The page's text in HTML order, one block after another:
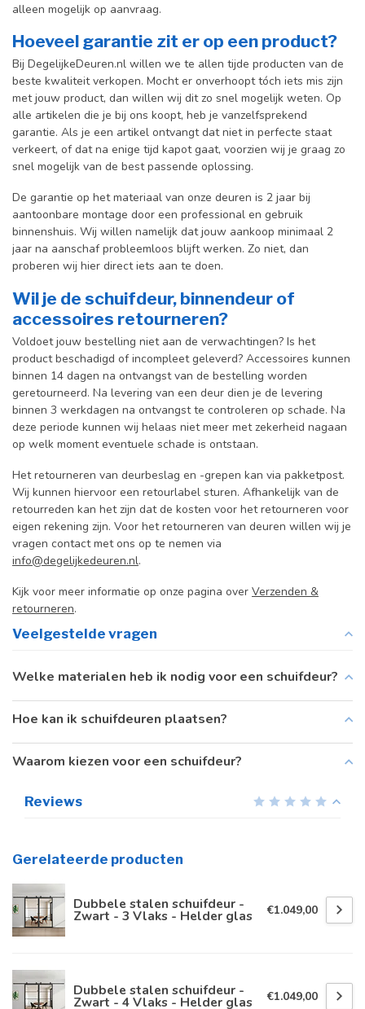
alleen mogelijk op aanvraag.
Hoeveel garantie zit er op een product?
Bij DegelijkeDeuren.nl willen we te allen tijde producten van de
beste kwaliteit verkopen. Mocht er onverhoopt tóch iets mis zijn
met jouw product, dan willen wij dit zo snel mogelijk weten. Op
alle artikelen die je bij ons koopt, heb je vanzelfsprekend
garantie. Als je een artikel ontvangt dat niet in perfecte staat
verkeert, of dat na enige tijd kapot gaat, voorzien wij je graag zo
snel mogelijk van de best passende oplossing.
De garantie op het materiaal van onze deuren is 2 jaar bij
aantoonbare montage door een professional en gebruik
binnenshuis. Wij willen namelijk dat jouw aankoop minimaal 2
jaar na aanschaf probleemloos blijft werken. Zo niet, dan
proberen wij hier direct iets aan te doen.
Wil je de schuifdeur, binnendeur of
accessoires retourneren?
Voldoet jouw bestelling niet aan de verwachtingen? Is het
product beschadigd of incompleet geleverd? Accessoires kunnen
binnen 14 dagen na ontvangst van de bestelling worden
geretourneerd. Na levering van een deur dien je de levering
binnen 3 werkdagen na ontvangst te controleren op schade. Na
deze periode kunnen wij helaas niet meer met zekerheid nagaan
op welk moment eventuele schade is ontstaan.
Het retourneren van deurbeslag en -grepen kan via pakketpost.
Wij kunnen hiervoor een retourlabel sturen. Afhankelijk van de
retourreden kan het zijn dat de kosten voor het retourneren voor
eigen rekening zijn. Voor het retourneren van deuren willen wij je
vragen contact met ons op te nemen via
info@degelijkedeuren.nl.
Kijk voor meer informatie op onze pagina over Verzenden &
retourneren.
Veelgestelde vragen
Welke materialen heb ik nodig voor een schuifdeur?
Hoe kan ik schuifdeuren plaatsen?
Waarom kiezen voor een schuifdeur?
Reviews
Gerelateerde producten
Dubbele stalen schuifdeur -
Zwart - 3 Vlaks - Helder glas €1.049,00
Dubbele stalen schuifdeur -
Zwart - 4 Vlaks - Helder glas €1.049,00